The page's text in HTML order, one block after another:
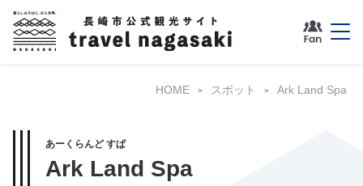
HOME スポット Ark Land Spa
あーくらんど すぱ
Ark Land Spa